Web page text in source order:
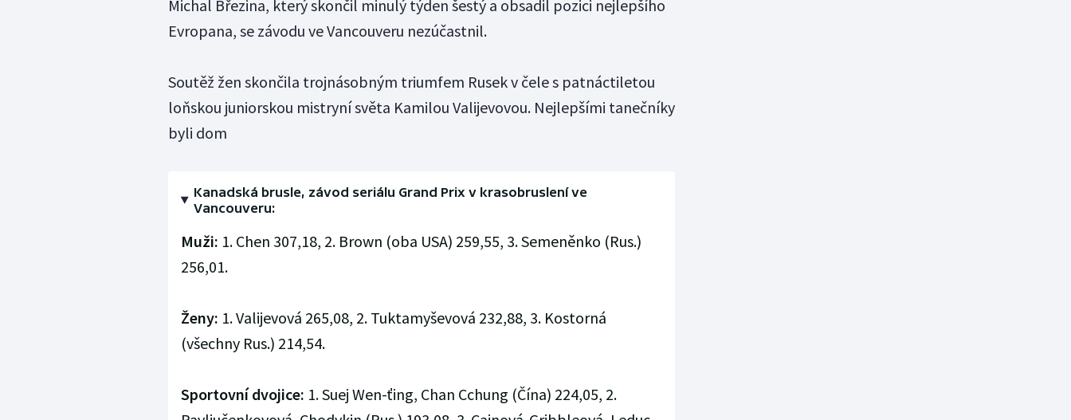
Michal Březina, který skončil minulý týden šestý a obsadil pozici nejlepšího
Evropana, se závodu ve Vancouveru nezúčastnil.
Soutěž žen skončila trojnásobným triumfem Rusek v čele s patnáctiletou
loňskou juniorskou mistryní světa Kamilou Valijevovou. Nejlepšími tanečníky
byli dom
Kanadská brusle, závod seriálu Grand Prix v krasobruslení ve
Vancouveru:
Muži: 1. Chen 307,18, 2. Brown (oba USA) 259,55, 3. Semeněnko (Rus.)
256,01.
Ženy: 1. Valijevová 265,08, 2. Tuktamyševová 232,88, 3. Kostorná
(všechny Rus.) 214,54.
Sportovní dvojice: 1. Suej Wen-ťing, Chan Cchung (Čína) 224,05, 2.